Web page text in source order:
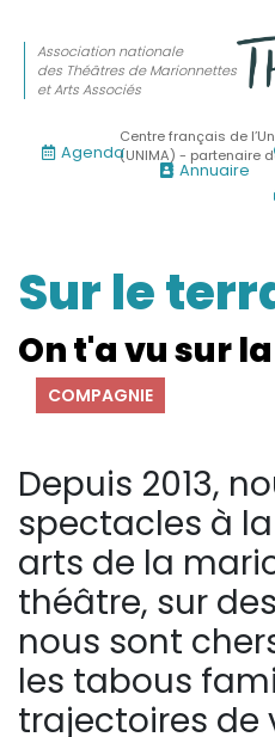
Sur le feu
(Actualités, annonces, vie
Sur le vif
Sur le fond
(Fonctionnement,
Sur le terrain
(Portraits, actions,
Sur l’étagère
(Documents, études,
Association nationale
des Théâtres de Marionnettes
et Arts Associés
Centre français de
(UNIMA) - partenaire
Agenda
Annuaire
Sur le
On t'a vu sur
COMPAGNIE
Depuis 2013,
spectacles à
arts de la
théâtre, sur
nous sont
les tabous
trajectoires de